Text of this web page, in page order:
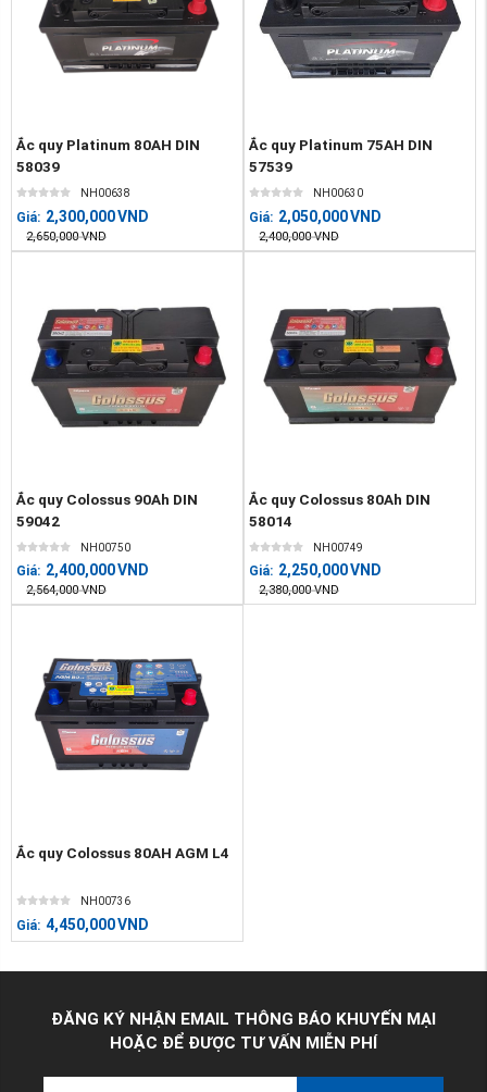
Ắc quy Platinum 80AH DIN
58039
NH00638
Giá: 2,300,000VND
2,650,000 VND
Ắc quy Platinum 75AH DIN
57539
NH00630
Giá: 2,050,000VND
2,400,000 VND
Ắc quy Colossus 90Ah DIN
59042
NH00750
Giá: 2,400,000VND
2,564,000 VND
Ắc quy Colossus 80Ah DIN
58014
NH00749
Giá: 2,250,000VND
2,380,000 VND
Ắc quy Colossus 80AH AGM L4
NH00736
Giá: 4,450,000VND
ĐĂNG KÝ NHẬN EMAIL THÔNG BÁO KHUYẾN MẠI
HOẶC ĐỂ ĐƯỢC TƯ VẤN MIỄN PHÍ